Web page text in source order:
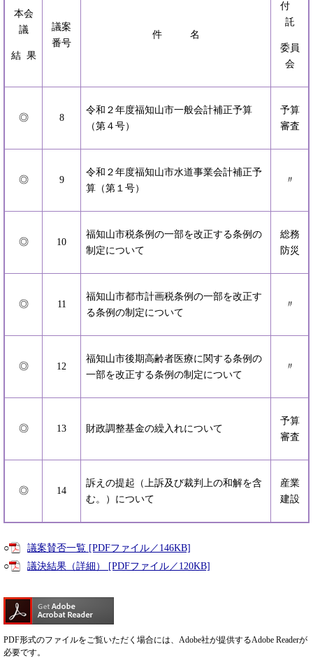
本会
議
結 果
議案
番号
件 名
付
託
委員
会
◎ 8
令和２年度福知山市一般会計補正予算
（第４号）
予算
審査
◎ 9
令和２年度福知山市水道事業会計補正予
算（第１号）
〃
◎ 10
福知山市税条例の一部を改正する条例の
制定について
総務
防災
◎ 11
福知山市都市計画税条例の一部を改正す
る条例の制定について
〃
◎ 12
福知山市後期高齢者医療に関する条例の
一部を改正する条例の制定について
〃
◎ 13 財政調整基金の繰入れについて
予算
審査
◎ 14
訴えの提起（上訴及び裁判上の和解を含
む。）について
産業
建設
○
議案賛否一覧 [PDFファイル／146KB]
○
議決結果（詳細） [PDFファイル／120KB]
PDF形式のファイルをご覧いただく場合には、Adobe社が提供するAdobe Readerが
必要です。